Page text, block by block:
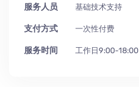
服务人员 基础技术支持
支付方式 一次性付费
服务时间 工作日9:00-18:00